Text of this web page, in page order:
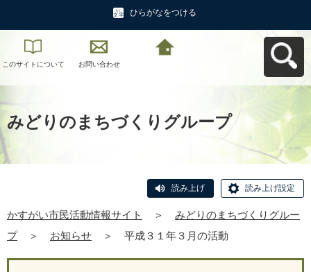
ひらがなをつける
このサイトについて お問い合わせ
みどりのまちづくりグループ
読み上げ 読み上げ設定
かすがい市民活動情報サイト ＞
みどりのまちづくりグルー
プ
＞ お知らせ ＞ 平成３１年３月の活動